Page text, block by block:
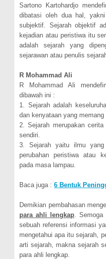
Sartono Kartohardjo
dibatasi oleh dua hal,
subjektif. Sejarah objektif
kejadian atau peristiwa itu
adalah sejarah yang
sejarawan atau penulis
R Mohammad Ali
R Mohammad Ali
dibawah ini :
1. Sejarah adalah
dan kenyataan yang
2. Sejarah merupakan cerita
sendiri.
3. Sejarah yaitu ilmu yang
perubahan peristiwa atau
pada masa lampau.
Baca juga : 6 Bentuk
Demikian pembahasan
para ahli lengkap .
sebuah referensi informasi
mengetahui apa itu sejarah,
arti sejarah, makna sejarah
para ahli lengkap.